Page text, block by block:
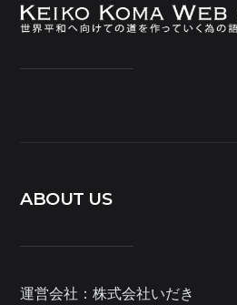
ABOUT US
運営会社：株式会社いだき